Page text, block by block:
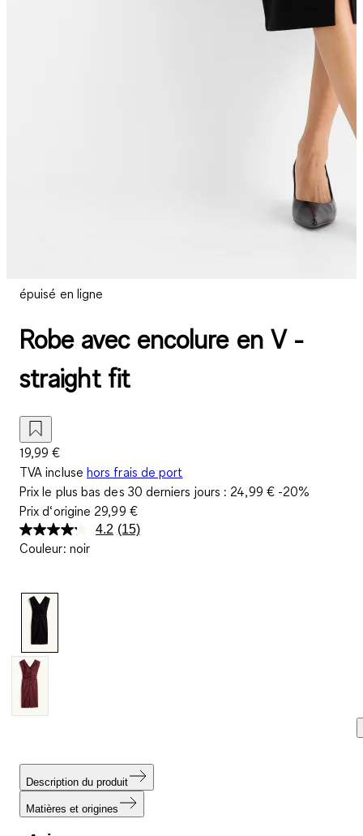
épuisé en ligne
Robe avec encolure en V -
straight fit
19,99 €
TVA incluse hors frais de port
Prix le plus bas des 30 derniers jours : 24,99 €-20%
Prix d‘origine 29,99 €
4.2 Lire
(15)
Couleur: noir
Description du produit
Matières et origines